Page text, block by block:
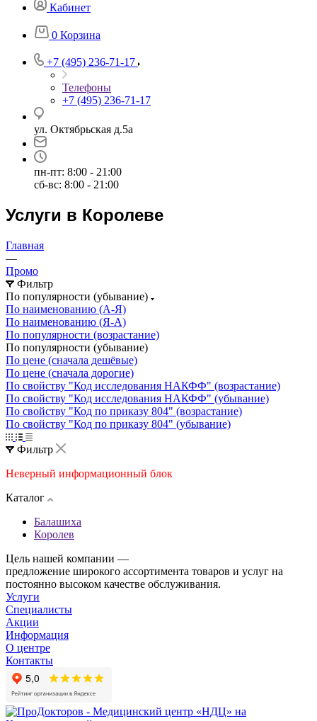
Кабинет
0 Корзина
+7 (495) 236-71-17
Телефоны
+7 (495) 236-71-17
ул. Октябрьская д.5а
пн-пт: 8:00 - 21:00
сб-вс: 8:00 - 21:00
Услуги в Королеве
Главная
—
Промо
Фильтр
По популярности (убывание)
По наименованию (А-Я)
По наименованию (Я-А)
По популярности (возрастание)
По популярности (убывание)
По цене (сначала дешёвые)
По цене (сначала дорогие)
По свойству "Код исследования НАКФФ" (возрастание)
По свойству "Код исследования НАКФФ" (убывание)
По свойству "Код по приказу 804" (возрастание)
По свойству "Код по приказу 804" (убывание)
Фильтр
Неверный информационный блок
Каталог
Балашиха
Королев
Цель нашей компании —
предложение широкого ассортимента товаров и услуг на
постоянно высоком качестве обслуживания.
Услуги
Специалисты
Акции
Информация
О центре
Контакты